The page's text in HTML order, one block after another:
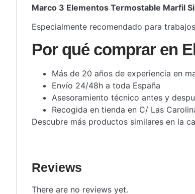
Marco 3 Elementos Termostable Marfil
Especialmente recomendado para
Por qué comprar en
Más de 20 años de experiencia en
Envío 24/48h a toda España
Asesoramiento técnico antes y
Recogida en tienda en C/ Las
Descubre más productos similares en la
Reviews
There are no reviews yet.